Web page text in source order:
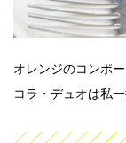
オレンジのコンポ
コラ・デュオは私